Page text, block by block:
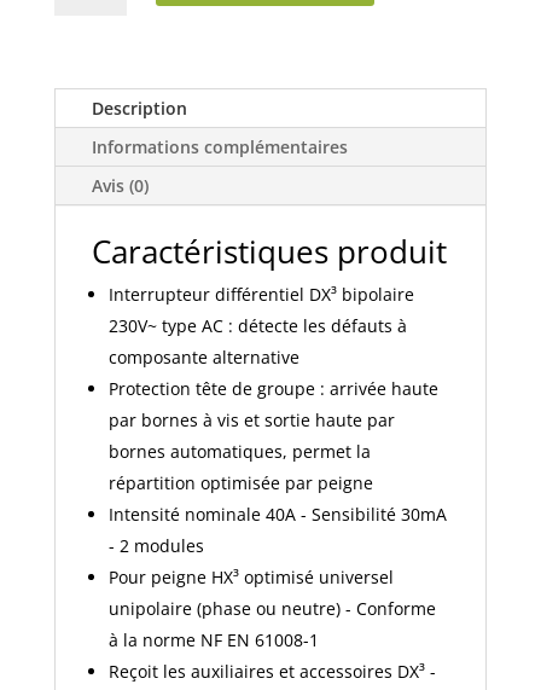
arrivée
et
départ
automatique
modules
411632
Description
Informations complémentaires
Avis (0)
Caractéristiques produit
Interrupteur différentiel DX³ bipolaire
230V~ type AC : détecte les défauts à
composante alternative
Protection tête de groupe : arrivée haute
par bornes à vis et sortie haute par
bornes automatiques, permet la
répartition optimisée par peigne
Intensité nominale 40A - Sensibilité 30mA
- 2 modules
Pour peigne HX³ optimisé universel
unipolaire (phase ou neutre) - Conforme
à la norme NF EN 61008-1
Reçoit les auxiliaires et accessoires DX³ -